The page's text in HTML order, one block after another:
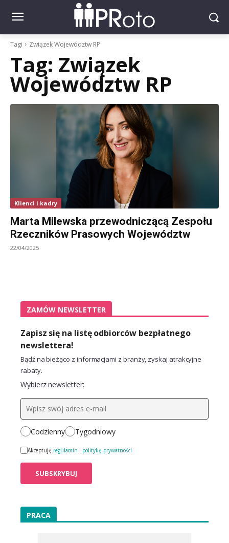
Tagi Związek Województw RP
Tag: Związek
Województw RP
Klienci i kadry
Marta Milewska przewodniczącą Zespołu
Rzeczników Prasowych Województw
22/04/2025
ZAMÓW NEWSLETTER
Zapisz się na listę odbiorców bezpłatnego
newslettera!
Bądź na bieżąco z informacjami z branży, zyskaj atrakcyjne
rabaty.
Wybierz newsletter:
Codzienny Tygodniowy
Akceptuję regulamin i politykę prywatności
PRACA